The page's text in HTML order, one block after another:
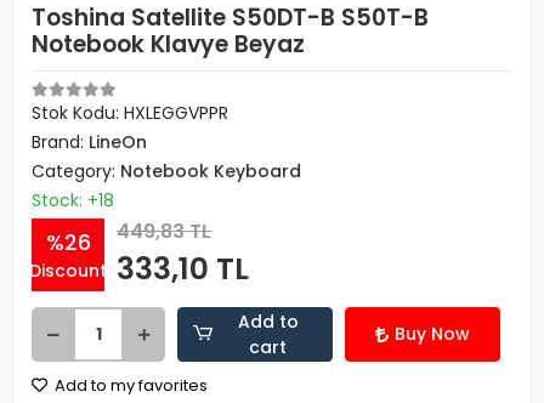
Toshina Satellite S50DT-B S50T-B
Notebook Klavye Beyaz
Stok Kodu: HXLEGGVPPR
Brand: LineOn
Category: Notebook Keyboard
Stock: +18
%26
Discount
449,83 TL
333,10 TL
Add to
cart
Buy Now
Add to my favorites